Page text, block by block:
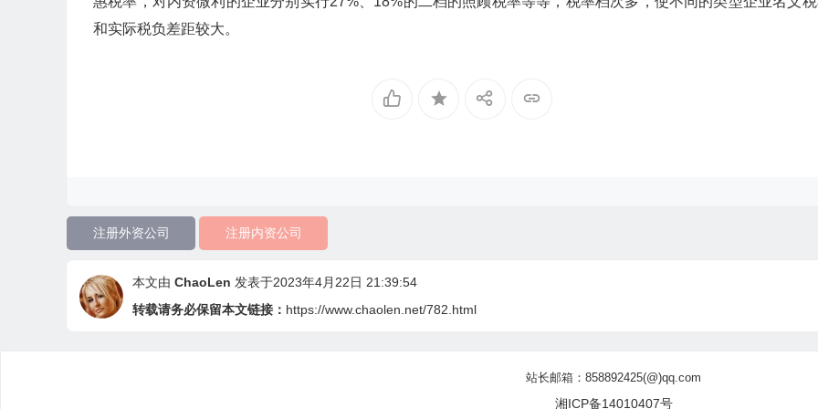
和实际税负差距较大。
注册外资公司 注册内资公司
本文由 ChaoLen 发表于2023年4月22日 21:39:54
转载请务必保留本文链接： https://www.chaolen.net/782.html
站长邮箱：858892425(@)qq.com
湘ICP备14010407号